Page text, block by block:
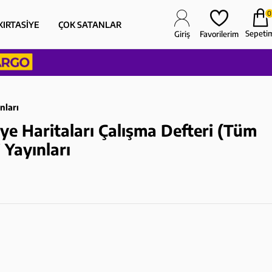
ÇOK SATANLAR
Giriş Favorilerim
0
Haritaları Çalışma Defteri (Tüm